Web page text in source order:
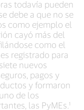
todavía pueden
debe a que no se
como ejemplo el
cayó más del
como el
registrado para
nuevos
pagos y
y formaron
de los
las PyMEs.¹